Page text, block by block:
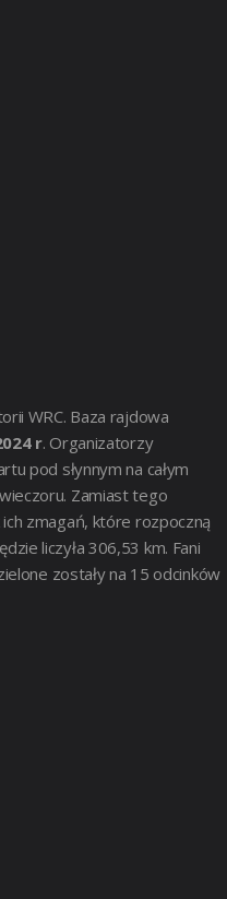
WRC. Baza rajdowa
r. Organizatorzy
pod słynnym na całym
Zamiast tego
zmagań, które rozpoczną
liczyła 306,53 km. Fani
zostały na 15 odcinków